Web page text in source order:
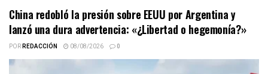
China redobló la presión sobre EEUU por Argentina y
lanzó una dura advertencia: «¿Libertad o hegemonía?»
PORREDACCIÓN 08/08/2026 0